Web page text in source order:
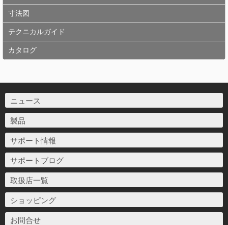
寸法図
テクニカルガイド
カタログ
ニュース
製品
サポート情報
サポートブログ
取扱店一覧
ショッピング
お問合せ